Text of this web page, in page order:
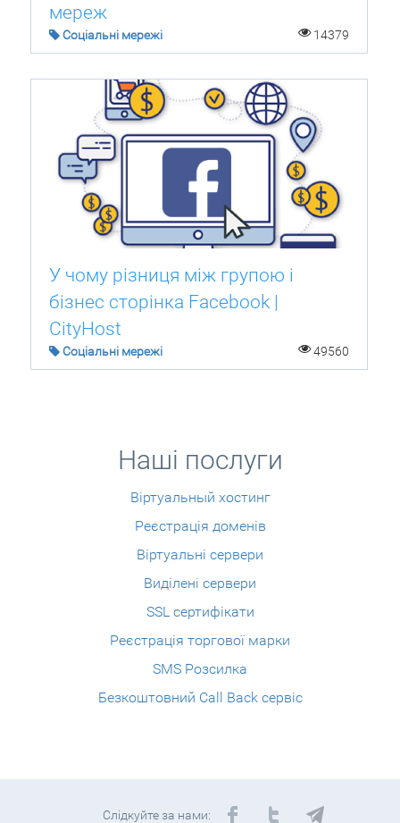
мереж
Соціальні мережі 14379
У чому різниця між групою і
бізнес сторінка Facebook |
CityHost
Соціальні мережі 49560
Наші послуги
Віртуальный хостинг
Реєстрація доменів
Віртуальні сервери
Виділені сервери
SSL сертифікати
Реєстрація торгової марки
SMS Розсилка
Безкоштовний Call Back сервіс
Слідкуйте за нами: